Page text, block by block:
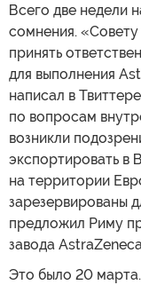
Всего две недели
сомнения.
принять
для выполнения
написал в
по вопросам
возникли
экспортировать в
на территории
зарезервированы
предложил Риму
завода
Это было 20